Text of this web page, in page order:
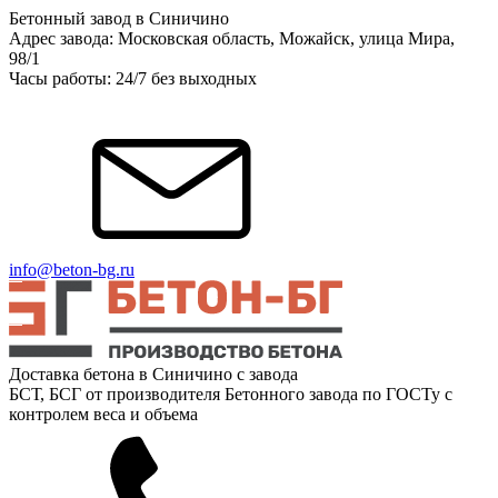
Бетонный завод в Синичино
Адрес завода: Московская область, Можайск, улица Мира,
98/1
Часы работы: 24/7 без выходных
info@beton-bg.ru
Доставка бетона в Синичино с завода
БСТ, БСГ от производителя Бетонного завода по ГОСТу с
контролем веса и объема